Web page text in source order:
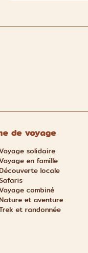
de voyage
solidaire
en famille
locale
combiné
et aventure
et randonnée